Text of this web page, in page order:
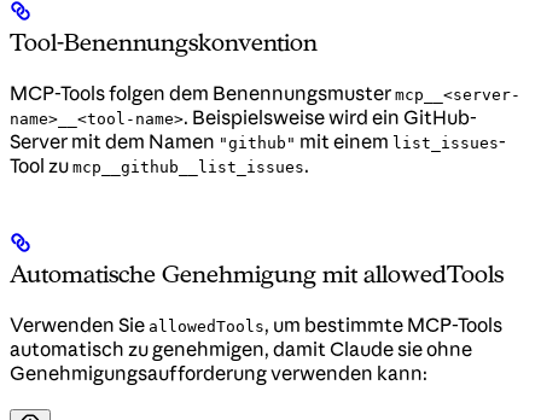
Tool-Benennungskonvention
MCP-Tools folgen dem Benennungsmuster mcp__<server-
name>__<tool-name>. Beispielsweise wird ein GitHub-
Server mit dem Namen "github" mit einem list_issues-
Tool zu mcp__github__list_issues.
Automatische Genehmigung mit allowedTools
Verwenden Sie allowedTools, um bestimmte MCP-Tools
automatisch zu genehmigen, damit Claude sie ohne
Genehmigungsaufforderung verwenden kann: